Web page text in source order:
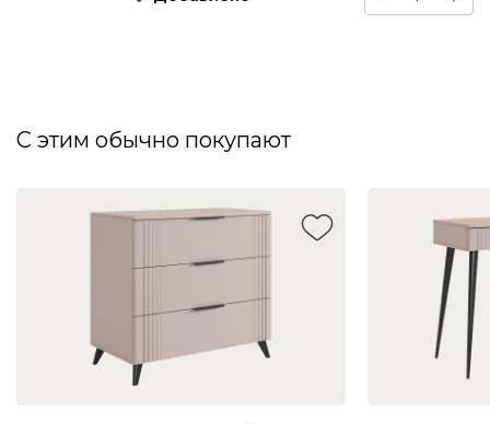
С этим обычно покупают